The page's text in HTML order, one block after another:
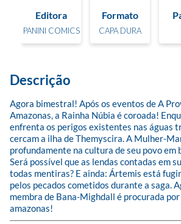
Editora
PANINI COMICS
Formato
CAPA DURA
Descrição
Agora bimestral! Após os eventos de A
Amazonas, a Rainha Núbia é coroada!
enfrenta os perigos existentes nas águas
cercam a ilha de Themyscira. A Mulher-
profundamente na cultura de seu povo em
Será possível que as lendas contadas em
todas mentiras? E ainda: Ártemis está
pelos pecados cometidos durante a saga.
membra de Bana-Mighdall é procurada
amazonas!